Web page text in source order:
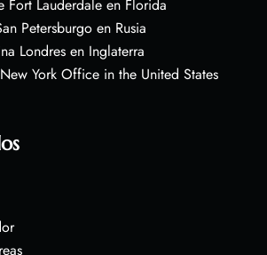
Fort Lauderdale en Florida
Petersburgo en Rusia
Londres en Inglaterra
York Office in the United States